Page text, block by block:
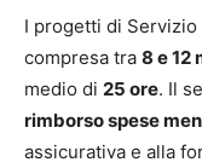
I progetti di
compresa tra 8 e 12
medio di 25 ore. Il
rimborso spese
assicurativa e alla